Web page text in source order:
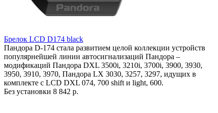
Брелок LCD D174 black
Пандора D-174 стала развитием целой коллекции устройств
популярнейшей линии автосигнализаций Пандора –
модификаций Пандора DXL 3500i, 3210i, 3700i, 3900, 3930,
3950, 3910, 3970, Пандора LX 3030, 3257, 3297, идущих в
комплекте с LCD DXL 074, 700 shift и light, 600.
Без установки 8 842 р.